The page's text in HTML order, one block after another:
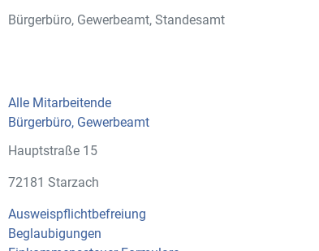
Bürgerbüro, Gewerbeamt, Standesamt
Alle Mitarbeitende
Bürgerbüro, Gewerbeamt
Hauptstraße 15
72181 Starzach
Ausweispflichtbefreiung
Beglaubigungen